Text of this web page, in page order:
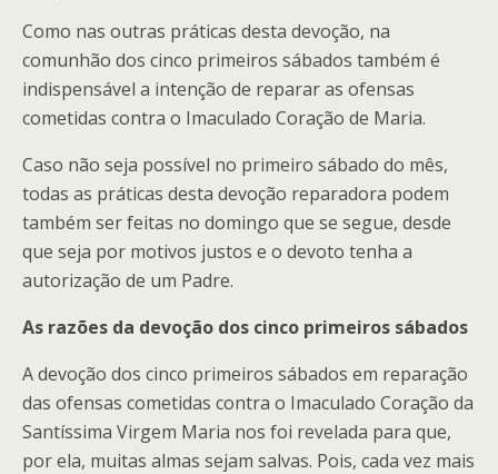
Como nas outras práticas desta devoção, na
comunhão dos cinco primeiros sábados também é
indispensável a intenção de reparar as ofensas
cometidas contra o Imaculado Coração de Maria.
Caso não seja possível no primeiro sábado do mês,
todas as práticas desta devoção reparadora podem
também ser feitas no domingo que se segue, desde
que seja por motivos justos e o devoto tenha a
autorização de um Padre.
As razões da devoção dos cinco primeiros sábados
A devoção dos cinco primeiros sábados em reparação
das ofensas cometidas contra o Imaculado Coração da
Santíssima Virgem Maria nos foi revelada para que,
por ela, muitas almas sejam salvas. Pois, cada vez mais